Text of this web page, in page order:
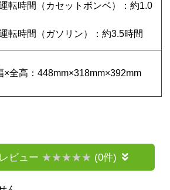
転時間（カセットボンベ）：約1.0
転時間（ガソリン）：約3.5時間
×全高：448mm×318mm×392mm
ビュー (0件)